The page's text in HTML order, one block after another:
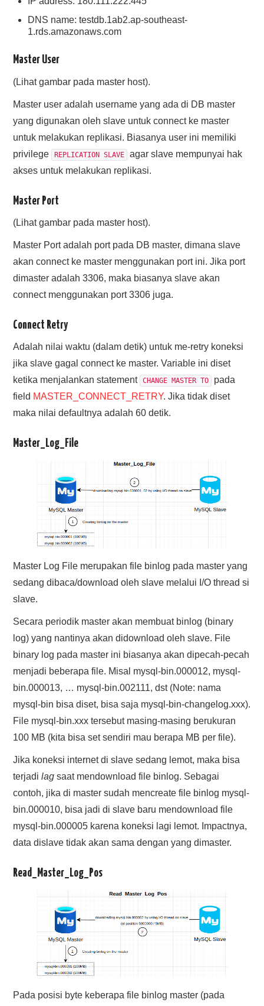
DNS name: testdb.1ab2.ap-southeast-
1.rds.amazonaws.com
Master User
(Lihat gambar pada master host).
Master user adalah username yang ada di DB master
yang digunakan oleh slave untuk connect ke master
untuk melakukan replikasi. Biasanya user ini memiliki
privilege
REPLICATION SLAVE
agar slave mempunyai hak
akses untuk melakukan replikasi.
Master Port
(Lihat gambar pada master host).
Master Port adalah port pada DB master, dimana slave
akan connect ke master menggunakan port ini. Jika port
dimaster adalah 3306, maka biasanya slave akan
connect menggunakan port 3306 juga.
Connect Retry
Adalah nilai waktu (dalam detik) untuk me-retry koneksi
jika slave gagal connect ke master. Variable ini diset
ketika menjalankan statement
CHANGE MASTER TO
pada
field MASTER_CONNECT_RETRY. Jika tidak diset
maka nilai defaultnya adalah 60 detik.
Master_Log_File
Master Log File merupakan file binlog pada master yang
sedang dibaca/download oleh slave melalui I/O thread si
slave.
Secara periodik master akan membuat binlog (binary
log) yang nantinya akan didownload oleh slave. File
binary log pada master ini biasanya akan dipecah-pecah
menjadi beberapa file. Misal mysql-bin.000012, mysql-
bin.000013, … mysql-bin.002111, dst (Note: nama
mysql-bin bisa diset, bisa saja mysql-bin-changelog.xxx).
File mysql-bin.xxx tersebut masing-masing berukuran
100 MB (kita bisa set sendiri mau berapa MB per file).
Jika koneksi internet di slave sedang lemot, maka bisa
terjadilag saat mendownload file binlog. Sebagai
contoh, jika di master sudah mencreate file binlog mysql-
bin.000010, bisa jadi di slave baru mendownload file
mysql-bin.000005 karena koneksi lagi lemot. Impactnya,
data dislave tidak akan sama dengan yang dimaster.
Read_Master_Log_Pos
Pada posisi byte keberapa file binlog master (pada